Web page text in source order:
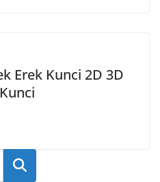
Erek Kunci 2D 3D
Cari